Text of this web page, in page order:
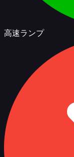
高速ランプ